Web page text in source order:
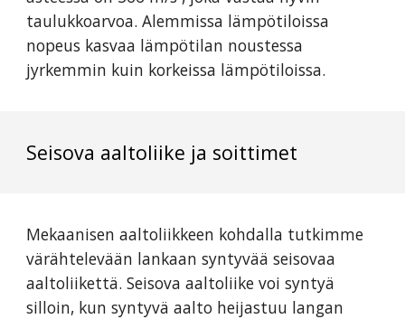
taulukkoarvoa. Alemmissa lämpötiloissa
nopeus kasvaa lämpötilan noustessa
jyrkemmin kuin korkeissa lämpötiloissa.
Seisova aaltoliike ja soittimet
Mekaanisen aaltoliikkeen kohdalla tutkimme
värähtelevään lankaan syntyvää seisovaa
aaltoliikettä. Seisova aaltoliike voi syntyä
silloin, kun syntyvä aalto heijastuu langan